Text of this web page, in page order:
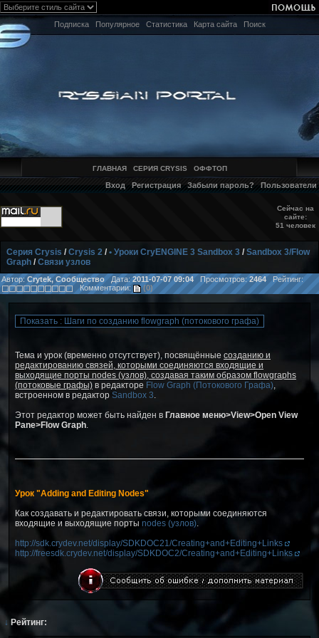
Подписка Популярное Статистика Карта сайта Поиск
ГЛАВНАЯ СЕРИЯ CRYSIS ОФФТОП
Вход Регистрация Забыли пароль? Пользователи
Сейчас на
сайте:
51 человек
Серия Crysis /Crysis 2 /• Уроки CryENGINE 3 Sandbox 3 /Sandbox 3/Flow
Graph /Связи узлов
Автор: Crytek, Сообщество Дата:2011-07-07 09:04Просмотров: 2464Рейтинг:
Комментарии:
(0)
Тема и урок (временно отсутствует), посвящённые созданию и
редактированию связей, которыми соединяются входящие и
выходящие порты nodes (узлов), создавая таким образом flowgraphs
(потоковые графы) в редакторе Flow Graph (Потокового Графа)
встроенном в редактор Sandbox 3
Этот редактор может быть найден в Главное меню>View>Open View
Pane>Flow Graph
Урок "Adding and Editing Nodes"
Как создавать и редактировать связи, которыми соединяются
входящие и выходящие порты nodes (узлов)
http://sdk.crydev.net/display/SDKDOC21/Creating+and+Editing+Links
http://freesdk.crydev.net/display/SDKDOC2/Creating+and+Editing+Links
↓ Рейтинг: